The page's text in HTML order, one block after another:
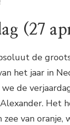
(27
de
het jaar in
de
Het
van oranje,